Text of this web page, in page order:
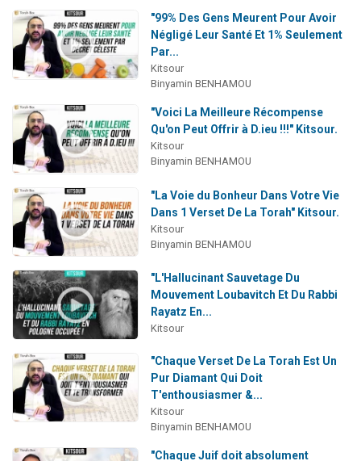
2 personnes viennent de faire un don pour 1 Journée de Vacances Pour les Enfants
"99% Des Gens Meurent Pour Avoir
Négligé Leur Santé Et 1% Seulement
Par...
Kitsour
Binyamin BENHAMOU
"Voici La Meilleure Récompense
Qu'on Peut Offrir à D.ieu !!!" Kitsour.
Kitsour
Binyamin BENHAMOU
"La Voie du Bonheur Dans Votre Vie
Dans 1 Verset De La Torah" Kitsour.
Kitsour
Binyamin BENHAMOU
"L'Hallucinant Sauvetage Du
Mouvement Loubavitch Et Du Rabbi
Rayatz En...
Kitsour
"Chaque Verset De La Torah Est Un
Pur Diamant Qui Doit
T'enthousiasmer &...
Kitsour
Binyamin BENHAMOU
"Chaque Juif doit absolument